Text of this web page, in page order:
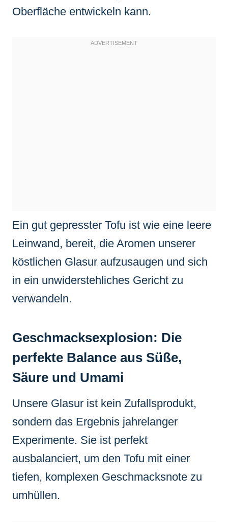
Oberfläche entwickeln kann.
Ein gut gepresster Tofu ist wie eine leere
Leinwand, bereit, die Aromen unserer
köstlichen Glasur aufzusaugen und sich
in ein unwiderstehliches Gericht zu
verwandeln.
Geschmacksexplosion: Die
perfekte Balance aus Süße,
Säure und Umami
Unsere Glasur ist kein Zufallsprodukt,
sondern das Ergebnis jahrelanger
Experimente. Sie ist perfekt
ausbalanciert, um den Tofu mit einer
tiefen, komplexen Geschmacksnote zu
umhüllen.